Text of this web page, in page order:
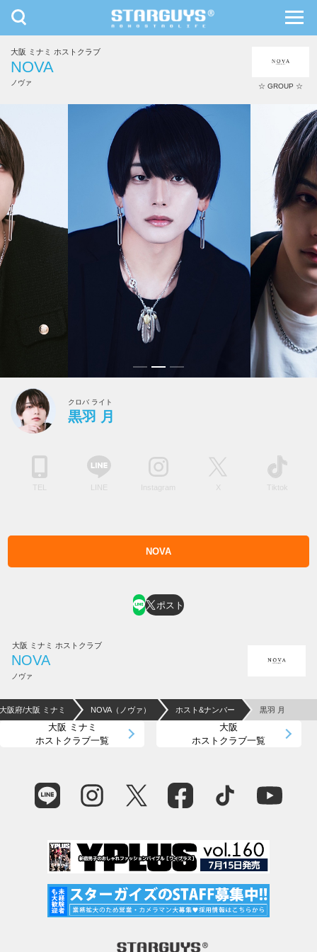
九州・沖縄 北海道・東北
toggle
navigation
大阪 ミナミ ホストクラブ
NOVA
ノヴァ ☆ GROUP ☆
黒羽 月
クロバ ライト
黒羽 月
TEL LINE Instagram X Tiktok
NOVA
ポスト
大阪 ミナミ ホストクラブ
NOVA
ノヴァ
大阪府/大阪 ミナミ NOVA（ノヴァ） ホスト&ナンバー 黒羽 月
大阪 ミナミ
ホストクラブ一覧
大阪
ホストクラブ一覧